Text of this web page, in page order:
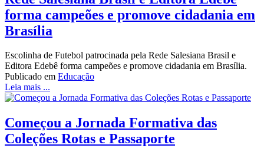
forma campeões e promove cidadania em
Brasília
Escolinha de Futebol patrocinada pela Rede Salesiana Brasil e
Editora Edebê forma campeões e promove cidadania em Brasília.
Publicado em Educação
Leia mais ...
Começou a Jornada Formativa das
Coleções Rotas e Passaporte